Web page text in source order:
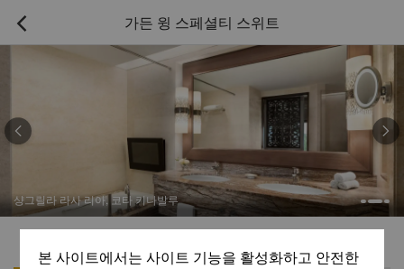
 가든 윙 스페셜티 스위트
샹그릴라 라사 리아, 코타 키나발루
 
본 사이트에서는 사이트 기능을 활성화하고 안전한